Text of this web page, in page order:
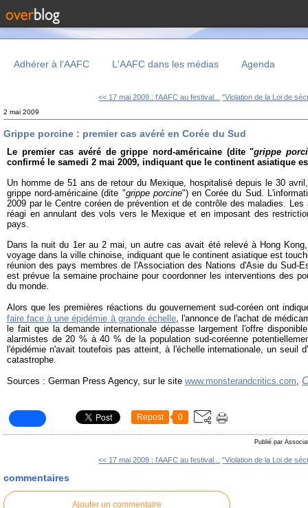
Adhérer à l'AAFC L'AAFC dans les médias Agenda
<< 17 mai 2009 : l'AAFC au festival... "Violation de la Loi de
2 mai 2009
Grippe porcine : premier cas avéré en Corée du Sud
Le premier cas avéré de grippe nord-américaine (dite "grippe
confirmé le samedi 2 mai 2009, indiquant que le continent asiatique
Un homme de 51 ans de retour du Mexique, hospitalisé depuis le 30
grippe nord-américaine (dite "grippe porcine") en Corée du Sud.
2009 par le Centre coréen de prévention et de contrôle des maladies. Les
réagi en annulant des vols vers le Mexique et en imposant des
pays.
Dans la nuit du 1er au 2 mai, un autre cas avait été relevé à Hong
voyage dans la ville chinoise, indiquant que le continent asiatique est
réunion des pays membres de l'Association des Nations d'Asie du Sud-
est prévue la semaine prochaine pour coordonner les interventions des
du monde.
Alors que les premières réactions du gouvernement sud-coréen ont
faire face à une épidémie à grande échelle, l'annonce de l'achat de
le fait que la demande internationale dépasse largement l'offre
alarmistes de 20 % à 40 % de la population sud-coréenne
l'épidémie n'avait toutefois pas atteint, à l'échelle internationale, un seuil
catastrophe.
Sources : German Press Agency, sur le site www.monsterandcritics.com,
Repost 0
Publié par
<< 17 mai 2009 : l'AAFC au festival... "Violation de la Loi de
commentaires
Ajouter un commentaire